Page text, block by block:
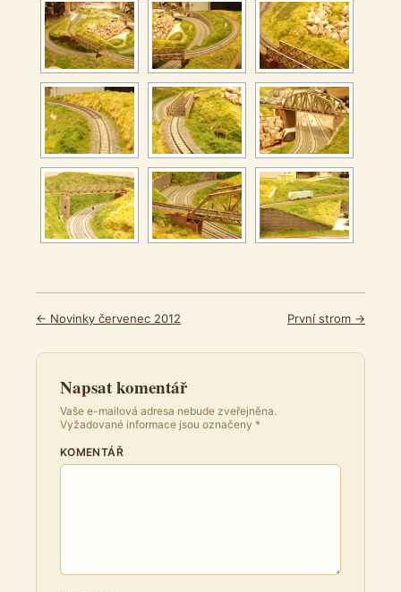
← Novinky červenec 2012 První strom →
Napsat komentář
Vaše e-mailová adresa nebude zveřejněna.
Vyžadované informace jsou označeny *
KOMENTÁŘ